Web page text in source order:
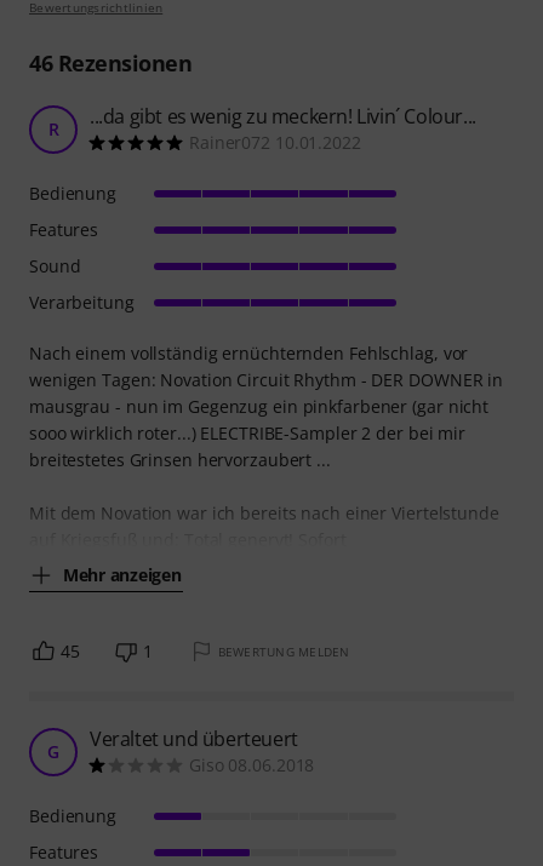
Bewertungsrichtlinien
46Rezensionen
R ...da gibt es wenig zu meckern! Livin´ Colour...
Rainer072 10.01.2022
Nach einem vollständig ernüchternden Fehlschlag, vor
wenigen Tagen: Novation Circuit Rhythm - DER DOWNER in
mausgrau - nun im Gegenzug ein pinkfarbener (gar nicht
sooo wirklich roter...) ELECTRIBE-Sampler 2 der bei mir
breitestetes Grinsen hervorzaubert ...
Mit dem Novation war ich bereits nach einer Viertelstunde
Mehr anzeigen
Bedienung
Features
Sound
Verarbeitung
45 1 BEWERTUNG MELDEN
G Veraltet und überteuert
Giso 08.06.2018
Bedienung
Features